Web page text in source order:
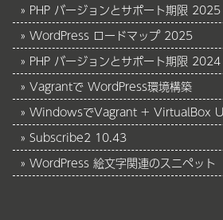
PHP バージョンとサポート期限 2025
WordPress ロードマップ 2025
PHP バージョンとサポート期限 2024
Vagrantで WordPress環境構築
WindowsでVagrant + VirtualBox
Subscribe2 10.43
WordPress 絵文字関連のスニペット